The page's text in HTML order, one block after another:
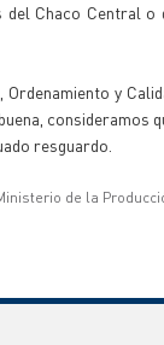
Chaco Central
y
resguardo.
de la